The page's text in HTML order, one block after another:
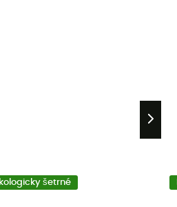
šetrné